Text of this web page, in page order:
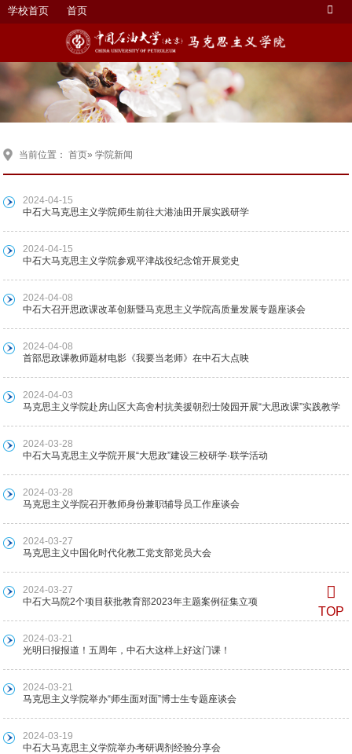
学校首页 首页
当前位置：首页» 学院新闻
2024-04-15
中石大马克思主义学院师生前往大港油田开展实践研学
2024-04-15
中石大马克思主义学院参观平津战役纪念馆开展党史
2024-04-08
中石大召开思政课改革创新暨马克思主义学院高质量发展专题座谈会
2024-04-08
首部思政课教师题材电影《我要当老师》在中石大点映
2024-04-03
马克思主义学院赴房山区大高舍村抗美援朝烈士陵园开展“大思政课”实践教学
2024-03-28
中石大马克思主义学院开展“大思政”建设三校研学·联学活动
2024-03-28
马克思主义学院召开教师身份兼职辅导员工作座谈会
2024-03-27
马克思主义中国化时代化教工党支部党员大会
2024-03-27
中石大马院2个项目获批教育部2023年主题案例征集立项
2024-03-21
光明日报报道！五周年，中石大这样上好这门课！
2024-03-21
马克思主义学院举办“师生面对面”博士生专题座谈会
2024-03-19
中石大马克思主义学院举办考研调剂经验分享会
TOP